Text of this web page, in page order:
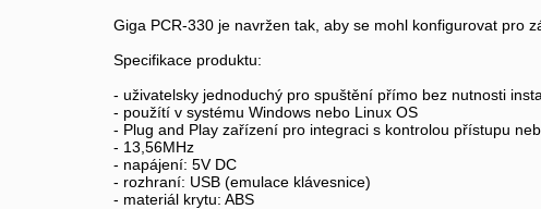
Giga PCR-330 je navržen tak, aby se mohl konfigurovat pro
Specifikace produktu:
- uživatelsky jednoduchý pro spuštění přímo bez nutnosti
- použítí v systému Windows nebo Linux OS
- Plug and Play zařízení pro integraci s kontrolou přístupu
- 13,56MHz
- napájení: 5V DC
- rozhraní: USB (emulace klávesnice)
- materiál krytu: ABS